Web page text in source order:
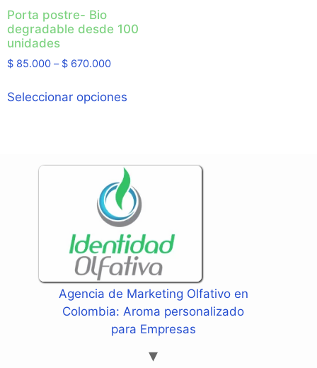
Porta postre- Bio
degradable desde 100
unidades
$ 85.000 – $ 670.000
Seleccionar opciones
Agencia de Marketing Olfativo en
Colombia: Aroma personalizado
para Empresas